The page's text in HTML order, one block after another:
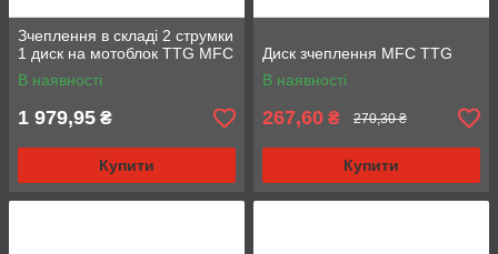
Зчеплення в складі 2 струмки
1 диск на мотоблок TTG MFC
В наявності
1 979,95 ₴
Купити
Диск зчеплення MFC TTG
В наявності
267,60 ₴ 270,30 ₴
Купити